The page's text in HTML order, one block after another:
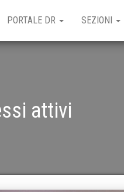
PORTALE DR SEZIONI
attivi